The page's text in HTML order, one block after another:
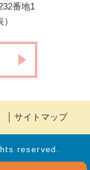
番地1
サイトマップ
reserved.